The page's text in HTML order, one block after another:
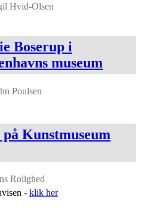
Hvid-Olsen
Boserup i
museum
Poulsen
Kunstmuseum
Rolighed
- klik her